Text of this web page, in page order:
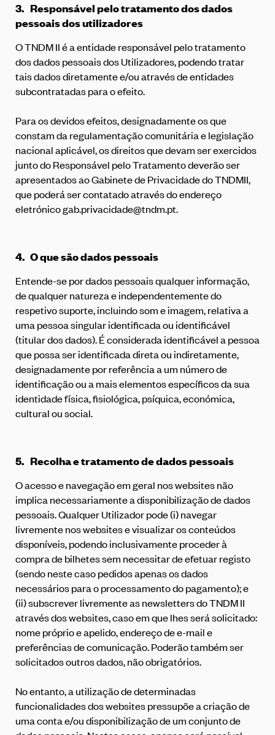
3. Responsável pelo tratamento dos dados
pessoais dos utilizadores
O TNDM II é a entidade responsável pelo tratamento
dos dados pessoais dos Utilizadores, podendo tratar
tais dados diretamente e/ou através de entidades
subcontratadas para o efeito.
Para os devidos efeitos, designadamente os que
constam da regulamentação comunitária e legislação
nacional aplicável, os direitos que devam ser exercidos
junto do Responsável pelo Tratamento deverão ser
apresentados ao Gabinete de Privacidade do TNDMII,
que poderá ser contatado através do endereço
eletrónicogab.privacidade@tndm.pt.
4. O que são dados pessoais
Entende-se por dados pessoais qualquer informação,
de qualquer natureza e independentemente do
respetivo suporte, incluindo som e imagem, relativa a
uma pessoa singular identificada ou identificável
(titular dos dados). É considerada identificável a pessoa
que possa ser identificada direta ou indiretamente,
designadamente por referência a um número de
identificação ou a mais elementos específicos da sua
identidade física, fisiológica, psíquica, económica,
cultural ou social.
5. Recolha e tratamento de dados pessoais
O acesso e navegação em geral nos websites não
implica necessariamente a disponibilização de dados
pessoais. Qualquer Utilizador pode (i) navegar
livremente nos websites e visualizar os conteúdos
disponíveis, podendo inclusivamente proceder à
compra de bilhetes sem necessitar de efetuar registo
(sendo neste caso pedidos apenas os dados
necessários para o processamento do pagamento); e
(ii) subscrever livremente as newsletters do TNDM II
através dos websites, caso em que lhes será solicitado:
nome próprio e apelido, endereço de e-mail e
preferências de comunicação. Poderão também ser
solicitados outros dados, não obrigatórios.
No entanto, a utilização de determinadas
funcionalidades dos websites pressupõe a criação de
uma conta e/ou disponibilização de um conjunto de